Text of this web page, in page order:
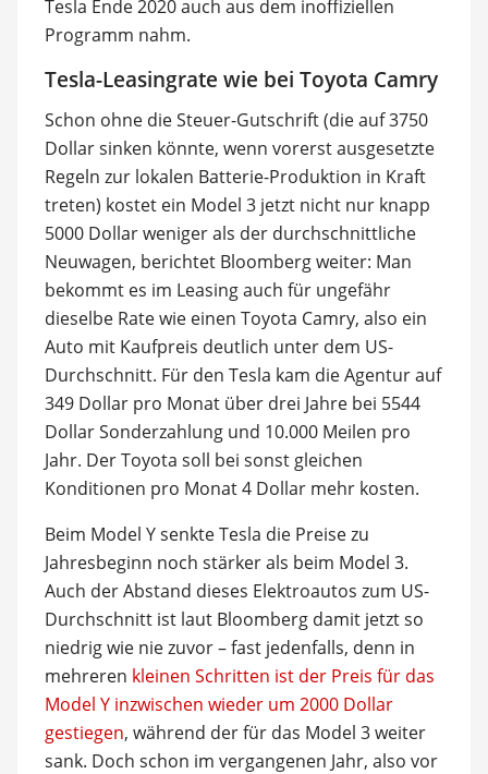
Tesla Ende 2020 auch aus dem inoffiziellen
Programm nahm.
Tesla-Leasingrate wie bei Toyota Camry
Schon ohne die Steuer-Gutschrift (die auf 3750
Dollar sinken könnte, wenn vorerst ausgesetzte
Regeln zur lokalen Batterie-Produktion in Kraft
treten) kostet ein Model 3 jetzt nicht nur knapp
5000 Dollar weniger als der durchschnittliche
Neuwagen, berichtet Bloomberg weiter: Man
bekommt es im Leasing auch für ungefähr
dieselbe Rate wie einen Toyota Camry, also ein
Auto mit Kaufpreis deutlich unter dem US-
Durchschnitt. Für den Tesla kam die Agentur auf
349 Dollar pro Monat über drei Jahre bei 5544
Dollar Sonderzahlung und 10.000 Meilen pro
Jahr. Der Toyota soll bei sonst gleichen
Konditionen pro Monat 4 Dollar mehr kosten.
Beim Model Y senkte Tesla die Preise zu
Jahresbeginn noch stärker als beim Model 3.
Auch der Abstand dieses Elektroautos zum US-
Durchschnitt ist laut Bloomberg damit jetzt so
niedrig wie nie zuvor – fast jedenfalls, denn in
mehreren kleinen Schritten ist der Preis für das
Model Y inzwischen wieder um 2000 Dollar
gestiegen, während der für das Model 3 weiter
sank. Doch schon im vergangenen Jahr, also vor